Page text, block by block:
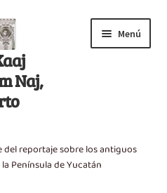
Naj,
Menú
del reportaje sobre los antiguos
Península de Yucatán